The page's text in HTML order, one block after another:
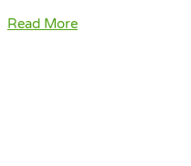
Read More